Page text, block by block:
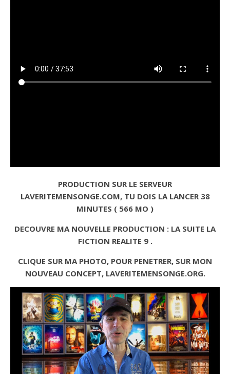
PRODUCTION SUR LE SERVEUR
LAVERITEMENSONGE.COM, TU DOIS LA LANCER 38
MINUTES ( 566 MO )
DECOUVRE MA NOUVELLE PRODUCTION : LA SUITE LA
FICTION REALITE 9 .
CLIQUE SUR MA PHOTO, POUR PENETRER, SUR MON
NOUVEAU CONCEPT, LAVERITEMENSONGE.ORG.